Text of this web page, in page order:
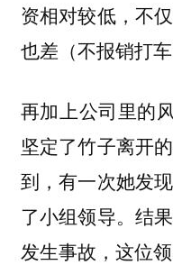
资相对较低，不
也差（不报销打
再加上公司里的
坚定了竹子离开
到，有一次她发
了小组领导。结
发生事故，这位领